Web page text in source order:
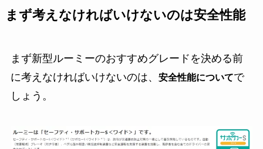
まず考えなければいけないのは安全性能
まず新型ルーミーのおすすめグレードを決める前
に考えなければいけないのは、 安全性能についてで
しょう。